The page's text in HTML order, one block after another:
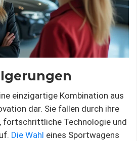
einzigartige Kombination aus
dar. Sie fallen durch ihre
fortschrittliche Technologie und
Die Wahl eines Sportwagens